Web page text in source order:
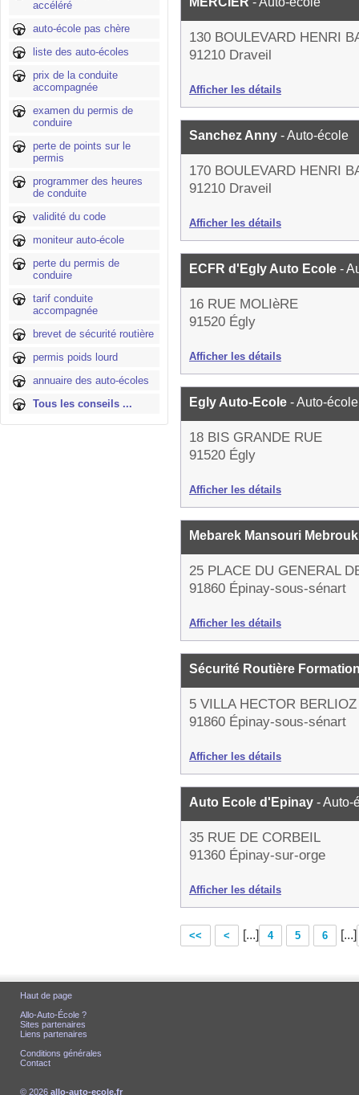
accéléré
auto-école pas chère
liste des auto-écoles
prix de la conduite
accompagnée
examen du permis de
conduire
perte de points sur le
permis
programmer des heures
de conduite
validité du code
moniteur auto-école
perte du permis de
conduire
tarif conduite
accompagnée
brevet de sécurité routière
permis poids lourd
annuaire des auto-écoles
Tous les conseils ...
130 BOULEVARD HENRI
91210 Draveil
Afficher les détails
Sanchez Anny - Auto-école
170 BOULEVARD HENRI
91210 Draveil
Afficher les détails
ECFR d'Egly Auto Ecole -
16 RUE MOLIèRE
91520 Égly
Afficher les détails
Egly Auto-Ecole - Auto-école
18 BIS GRANDE RUE
91520 Égly
Afficher les détails
Mebarek Mansouri
25 PLACE DU GENERAL
91860 Épinay-sous-sénart
Afficher les détails
Sécurité Routière
5 VILLA HECTOR BERLIOZ
91860 Épinay-sous-sénart
Afficher les détails
Auto Ecole d'Epinay - Auto-
35 RUE DE CORBEIL
91360 Épinay-sur-orge
Afficher les détails
<< < [...] 4 5 6 [...]
Haut de page
Allo-Auto-École ?
Sites partenaires
Liens partenaires
Conditions générales
Contact
© 2026 allo-auto-ecole.fr